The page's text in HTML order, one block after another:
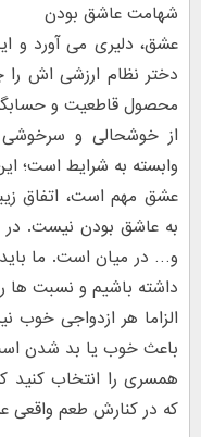
شهامت عاشق بودن
عشق، دلیری می آورد
دختر نظام ارزشی اش
محصول قاطعیت و
از خوشحالی و
وابسته به شرایط است؛
عشق مهم است، اتفاق
به عاشق بودن نیست. در
و… در میان است. ما
داشته باشیم و نسبت ها
الزاما هر ازدواجی
باعث خوب یا بد شدن
همسری را انتخاب
که در کنارش طعم